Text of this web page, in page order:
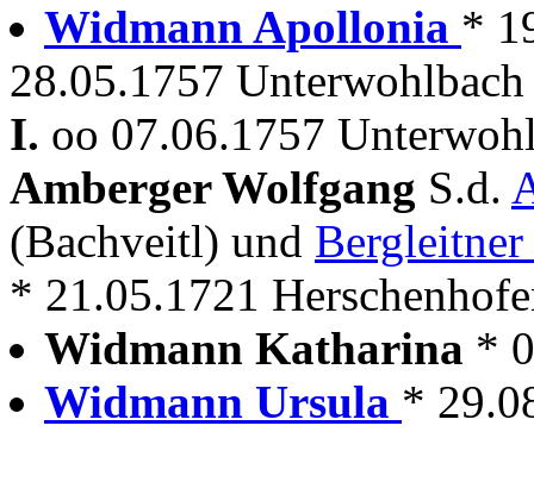
Widmann Apollonia *
28.05.1757
I. oo 07.06.1757
Amberger Wolfgang S.d.
(Bachveitl) und
* 21.05.1721
Widmann Katharina *
Widmann Ursula *